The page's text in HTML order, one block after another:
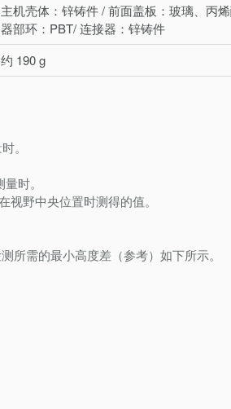
主机壳体：锌铸件 / 前面盖板：玻璃、丙
器部环：PBT/ 连接器：锌铸件
约 190 g
。
时。
野中央位置时测得的值。
所需的最小高度差（参考）如下所示。